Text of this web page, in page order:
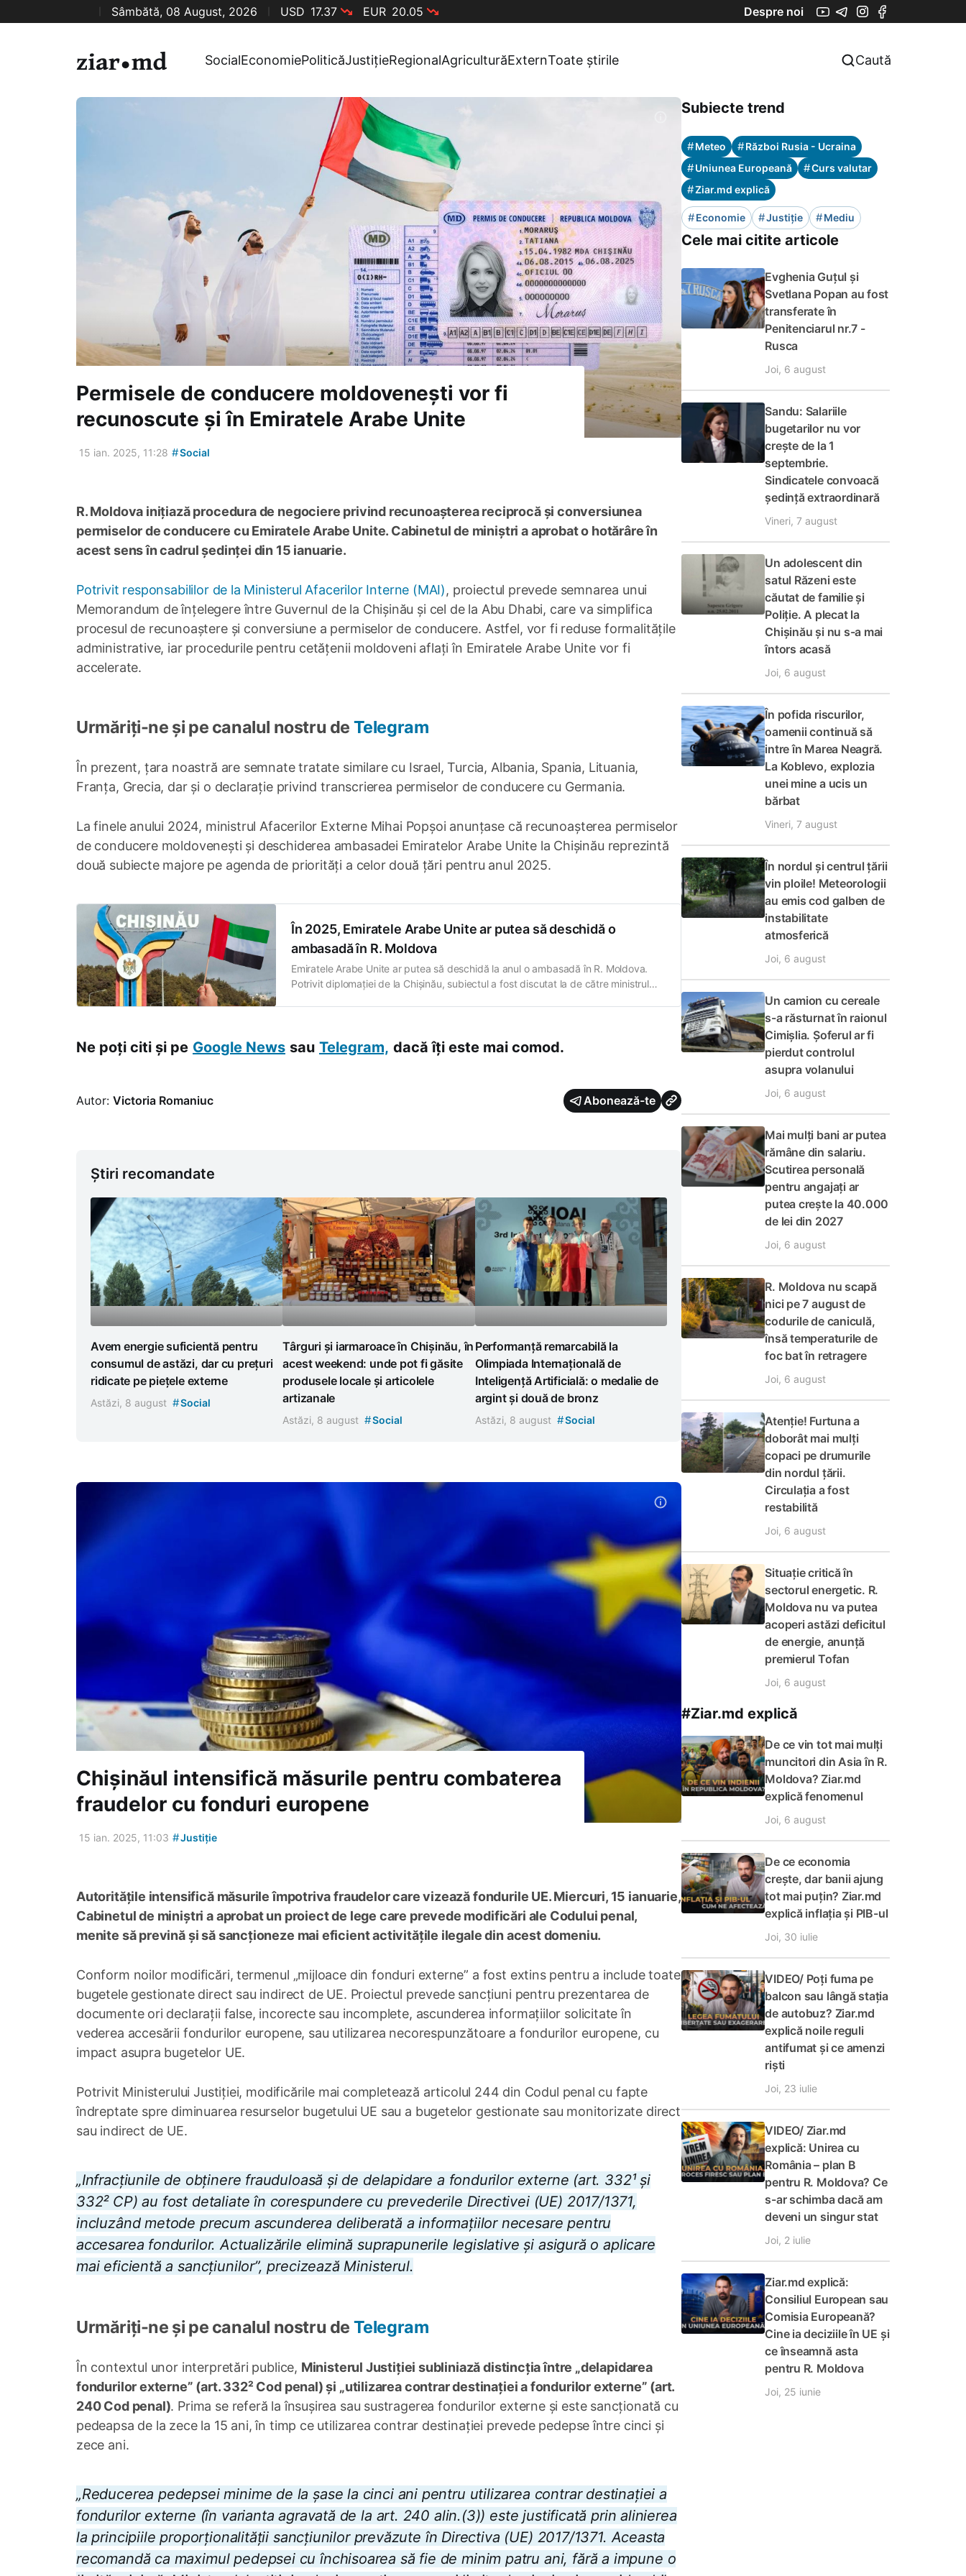
Sâmbătă, 08 August, 2026 USD 17.37 EUR 20.05 Despre noi
SocialEconomiePoliticăJustițieRegionalAgriculturăExternToate știrile Caută
Permisele de conducere moldovenești vor fi
recunoscute și în Emiratele Arabe Unite
15 ian. 2025, 11:28 #Social
R. Moldova inițiază procedura de negociere privind recunoașterea reciprocă și conversiunea
permiselor de conducere cu Emiratele Arabe Unite. Cabinetul de miniștri a aprobat o hotărâre în
acest sens în cadrul ședinței din 15 ianuarie.
Potrivit responsabililor de la Ministerul Afacerilor Interne (MAI), proiectul prevede semnarea unui
Memorandum de înțelegere între Guvernul de la Chișinău și cel de la Abu Dhabi, care va simplifica
procesul de recunoaștere și conversiune a permiselor de conducere. Astfel, vor fi reduse formalitățile
administrative, iar procedurile pentru cetățenii moldoveni aflați în Emiratele Arabe Unite vor fi
accelerate.
Urmăriți-ne și pe canalul nostru de Telegram
În prezent, țara noastră are semnate tratate similare cu Israel, Turcia, Albania, Spania, Lituania,
Franța, Grecia, dar și o declarație privind transcrierea permiselor de conducere cu Germania.
La finele anului 2024, ministrul Afacerilor Externe Mihai Popșoi anunțase că recunoașterea permiselor
de conducere moldovenești și deschiderea ambasadei Emiratelor Arabe Unite la Chișinău reprezintă
două subiecte majore pe agenda de priorități a celor două țări pentru anul 2025.
În 2025, Emiratele Arabe Unite ar putea să deschidă o
ambasadă în R. Moldova
Emiratele Arabe Unite ar putea să deschidă la anul o ambasadă în R. Moldova.
Potrivit diplomației de la Chișinău, subiectul a fost discutat la de către ministrul
Ne poți citi și pe Google News sau Telegram, dacă îți este mai comod.
Autor: Victoria Romaniuc Abonează-te
Știri recomandate
Avem energie suficientă pentru
consumul de astăzi, dar cu prețuri
ridicate pe piețele externe
Astăzi, 8 august #Social
Târguri și iarmaroace în Chișinău, în
acest weekend: unde pot fi găsite
produsele locale și articolele
artizanale
Astăzi, 8 august #Social
Performanță remarcabilă la
Olimpiada Internațională de
Inteligență Artificială: o medalie de
argint și două de bronz
Astăzi, 8 august #Social
Chișinăul intensifică măsurile pentru combaterea
fraudelor cu fonduri europene
15 ian. 2025, 11:03 #Justiție
Autoritățile intensifică măsurile împotriva fraudelor care vizează fondurile UE. Miercuri, 15 ianuarie,
Cabinetul de miniștri a aprobat un proiect de lege care prevede modificări ale Codului penal,
menite să prevină și să sancționeze mai eficient activitățile ilegale din acest domeniu.
Conform noilor modificări, termenul „mijloace din fonduri externe” a fost extins pentru a include toate
bugetele gestionate direct sau indirect de UE. Proiectul prevede sancțiuni pentru prezentarea de
documente ori declarații false, incorecte sau incomplete, ascunderea informațiilor solicitate în
vederea accesării fondurilor europene, sau utilizarea necorespunzătoare a fondurilor europene, cu
impact asupra bugetelor UE.
Potrivit Ministerului Justiției, modificările mai completează articolul 244 din Codul penal cu fapte
îndreptate spre diminuarea resurselor bugetului UE sau a bugetelor gestionate sau monitorizate direct
sau indirect de UE.
„Infracțiunile de obținere frauduloasă și de delapidare a fondurilor externe (art. 332¹ și
332² CP) au fost detaliate în corespundere cu prevederile Directivei (UE) 2017/1371,
incluzând metode precum ascunderea deliberată a informațiilor necesare pentru
accesarea fondurilor. Actualizările elimină suprapunerile legislative și asigură o aplicare
mai eficientă a sancțiunilor”, precizează Ministerul.
Urmăriți-ne și pe canalul nostru de Telegram
În contextul unor interpretări publice, Ministerul Justiției subliniază distincția între „delapidarea
fondurilor externe” (art. 332² Cod penal) și „utilizarea contrar destinației a fondurilor externe” (art.
240 Cod penal). Prima se referă la însușirea sau sustragerea fondurilor externe și este sancționată cu
pedeapsa de la zece la 15 ani, în timp ce utilizarea contrar destinației prevede pedepse între cinci și
zece ani.
„Reducerea pedepsei minime de la șase la cinci ani pentru utilizarea contrar destinației a
fondurilor externe (în varianta agravată de la art. 240 alin.(3)) este justificată prin alinierea
la principiile proporționalității sancțiunilor prevăzute în Directiva (UE) 2017/1371. Aceasta
recomandă ca maximul pedepsei cu închisoarea să fie de minim patru ani, fără a impune o
Subiecte trend
#Meteo #Război Rusia - Ucraina
#Uniunea Europeană #Curs valutar
#Ziar.md explică
#Economie #Justiție #Mediu
Cele mai citite articole
Evghenia Guțul și
Svetlana Popan au fost
transferate în
Penitenciarul nr.7 -
Rusca
Joi, 6 august
Sandu: Salariile
bugetarilor nu vor
crește de la 1
septembrie.
Sindicatele convoacă
ședință extraordinară
Vineri, 7 august
Un adolescent din
satul Răzeni este
căutat de familie și
Poliție. A plecat la
Chișinău și nu s-a mai
întors acasă
Joi, 6 august
În pofida riscurilor,
oamenii continuă să
intre în Marea Neagră.
La Koblevo, explozia
unei mine a ucis un
bărbat
Vineri, 7 august
În nordul și centrul țării
vin ploile! Meteorologii
au emis cod galben de
instabilitate
atmosferică
Joi, 6 august
Un camion cu cereale
s-a răsturnat în raionul
Cimișlia. Șoferul ar fi
pierdut controlul
asupra volanului
Joi, 6 august
Mai mulți bani ar putea
rămâne din salariu.
Scutirea personală
pentru angajați ar
putea crește la 40.000
de lei din 2027
Joi, 6 august
R. Moldova nu scapă
nici pe 7 august de
codurile de caniculă,
însă temperaturile de
foc bat în retragere
Joi, 6 august
Atenție! Furtuna a
doborât mai mulți
copaci pe drumurile
din nordul țării.
Circulația a fost
restabilită
Joi, 6 august
Situație critică în
sectorul energetic. R.
Moldova nu va putea
acoperi astăzi deficitul
de energie, anunță
premierul Tofan
Joi, 6 august
#Ziar.md explică
De ce vin tot mai mulți
muncitori din Asia în R.
Moldova? Ziar.md
explică fenomenul
Joi, 6 august
De ce economia
crește, dar banii ajung
tot mai puțin? Ziar.md
explică inflația și PIB-ul
Joi, 30 iulie
VIDEO/ Poți fuma pe
balcon sau lângă stația
de autobuz? Ziar.md
explică noile reguli
antifumat și ce amenzi
riști
Joi, 23 iulie
VIDEO/ Ziar.md
explică: Unirea cu
România – plan B
pentru R. Moldova? Ce
s-ar schimba dacă am
deveni un singur stat
Joi, 2 iulie
Ziar.md explică:
Consiliul European sau
Comisia Europeană?
Cine ia deciziile în UE și
ce înseamnă asta
pentru R. Moldova
Joi, 25 iunie